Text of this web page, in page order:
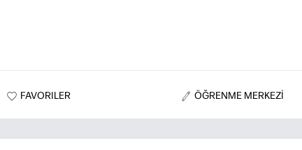
FAVORILER ÖĞRENME MERKEZİ